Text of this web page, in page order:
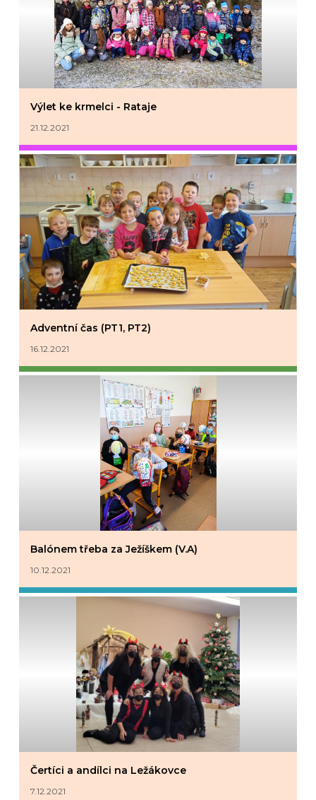
Výlet ke krmelci - Rataje
21.12.2021
Adventní čas (PT1, PT2)
16.12.2021
Balónem třeba za Ježíškem (V.A)
10.12.2021
Čertíci a andílci na Ležákovce
7.12.2021